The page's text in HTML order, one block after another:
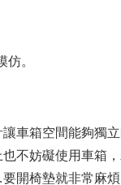
。
車箱空間能夠獨
不妨礙使用車箱
開椅墊就非常麻煩